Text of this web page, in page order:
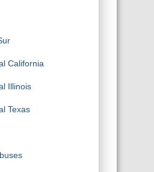
California
Illinois
Texas